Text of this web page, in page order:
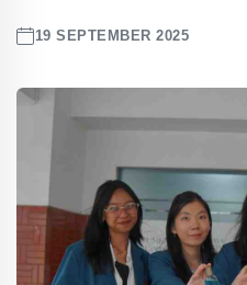
19 SEPTEMBER 2025